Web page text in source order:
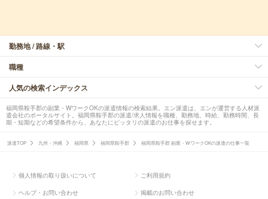
勤務地 / 路線・駅
職種
人気の検索インデックス
福岡県鞍手郡の副業・WワークOKの派遣情報の検索結果。エン派遣は、エンが運営する人材派
遣会社のポータルサイト。福岡県鞍手郡の派遣/求人情報を職種、勤務地、時給、勤務時間、長
期・短期などの希望条件から、あなたにピッタリの派遣のお仕事を探せます。
派遣TOP 九州・沖縄 福岡県 福岡県鞍手郡 福岡県鞍手郡 副業・WワークOKの派遣の仕事一覧
個人情報の取り扱いについて ご利用規約
ヘルプ・お問い合わせ 掲載のお問い合わせ